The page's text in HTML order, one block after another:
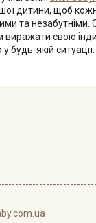
дитини, щоб
та незабутніми.
свою
будь-якій ситуації.